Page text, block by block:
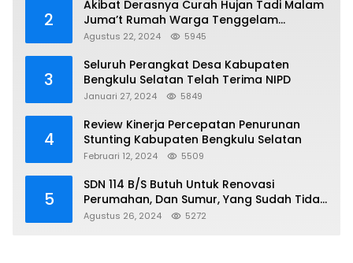
2
Akibat Derasnya Curah Hujan Tadi Malam
Juma’t Rumah Warga Tenggelam
Mencapai Dua Miter
Agustus 22, 2024 5945
3
Seluruh Perangkat Desa Kabupaten
Januari 27, 2024 5849
4
Review Kinerja Percepatan Penurunan
Februari 12, 2024 5509
5
SDN 114 B/S Butuh Untuk Renovasi
Perumahan, Dan Sumur, Yang Sudah Tidak
Layak Lagi Di Gunakan
Agustus 26, 2024 5272